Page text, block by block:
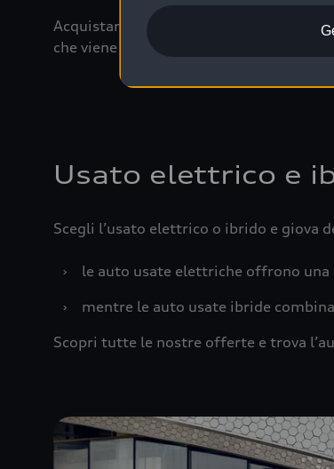
Acquistare un’auto usata in una
che viene sottoposto a 110 controlli
Usato elettrico e
Scegli l’usato elettrico o ibrido e giova
›
le auto usate elettriche offrono
›
mentre le auto usate ibride
Scopri tutte le nostre offerte e trova